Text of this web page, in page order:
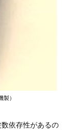
）
依存性があるの